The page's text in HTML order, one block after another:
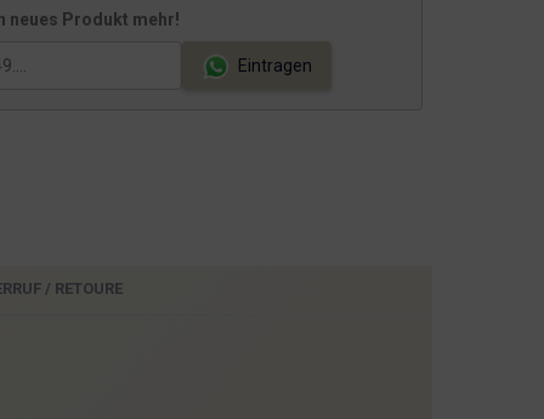
9
9
€
neues Produkt mehr!
Eintragen
/ RETOURE